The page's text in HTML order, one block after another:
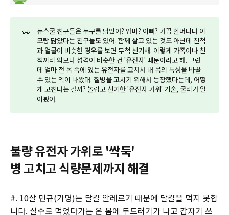
👀
뉴스쿨 친구들은 누구를 닮았어? 엄마? 아빠? 가끔 할머니나 이
모랑 닮았다는 친구들도 있어. 함께 살고 있는 것도 아닌데 친척
과 얼굴이 비슷한 경우를 보면 무척 신기해. 이렇게 가족이나 친
척끼리 외모나 성격이 비슷한 건 '유전자' 때문이라고 해. 그런
데 얼마 전 몸 속에 있는 유전자를 고쳐서 내 몸의 특성을 바꿀
수 있는 약이 나왔대. 질병을 고치기 위해서 등장했다는데, 어떻
게 고친다는 걸까? 놀랍고 신기한 '유전자 가위' 기술, 쿨리가 알
아봤어.
불량 유전자 가위로 '싹둑'
병 고치고 식량문제까지 해결
#. 10살 민규(가명)는 달걀 알레르기 때문에 달걀을 먹지 못합
니다. 실수로 먹었다가는 온 몸에 두드러기가 나고 갑자기 쓰